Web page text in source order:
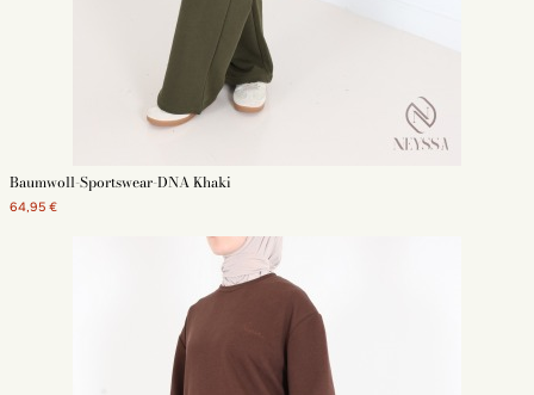
Baumwoll-Sportswear-DNA Khaki
64,95 €